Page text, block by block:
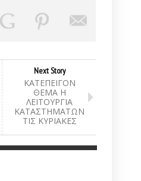
Next Story
ΚΑΤΕΠΕΙΓΟΝ
ΘΕΜΑ Η
ΛΕΙΤΟΥΡΓΙΑ
ΚΑΤΑΣΤΗΜΑΤΩΝ
ΤΙΣ ΚΥΡΙΑΚΕΣ